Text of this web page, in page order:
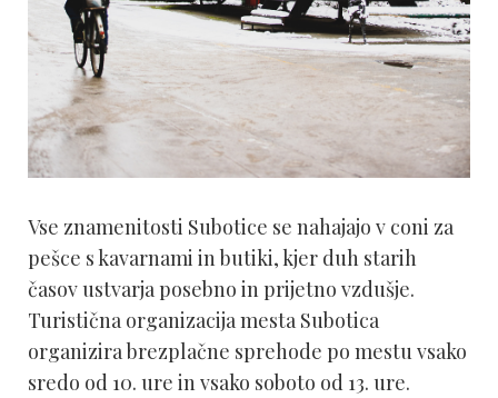
Vse znamenitosti Subotice se nahajajo v coni za
pešce s kavarnami in butiki, kjer duh starih
časov ustvarja posebno in prijetno vzdušje.
Turistična organizacija mesta Subotica
organizira brezplačne sprehode po mestu vsako
sredo od 10. ure in vsako soboto od 13. ure.